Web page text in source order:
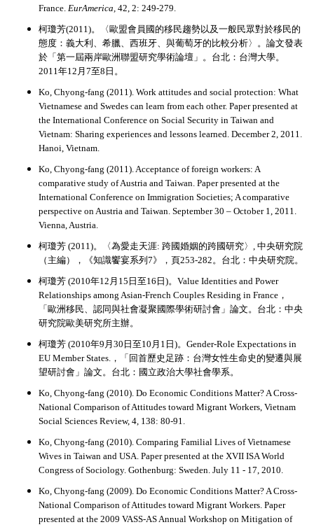
France. EurAmerica,42, 2: 249-279.
柯瓊芳(2011)。〈歐盟會員國的移民趨勢以及一般民眾對於移民的
態度：義大利、希臘、西班牙、與葡萄牙的比較分析〉。論文發表
於「第一屆兩岸歐洲聯盟研究學術論壇」。台北：台灣大學。
2011年12月7至8日。
Ko, Chyong-fang (2011). Work attitudes and social protection: What
Vietnamese and Swedes can learn from each other. Paper presented at
the International Conference on Social Security in Taiwan and
Vietnam: Sharing experiences and lessons learned. December 2, 2011.
Hanoi, Vietnam.
Ko, Chyong-fang (2011). Acceptance of foreign workers: A
comparative study of Austria and Taiwan. Paper presented at the
International Conference on Immigration Societies; A comparative
perspective on Austria and Taiwan. September 30 – October 1, 2011.
Vienna, Austria.
柯瓊芳 (2011)。〈為愛走天涯: 跨國婚姻的跨國研究〉, 中央研究院
（主編），《知識饗宴系列7》，頁253-282。台北：中央研究院。
柯瓊芳 (2010年12月15日至16日)。Value Identities and Power
Relationships among Asian-French Couples Residing in France，
「歐洲移民、認同與社會凝聚國際學術研討會」論文。台北：中央
研究院歐美研究所主辦。
柯瓊芳 (2010年9月30日至10月1日)。Gender-Role Expectations in
EU Member States.，「回首歷史足跡：台灣女性生命史的變遷與展
望研討會」論文。台北：國立政治大學社會學系。
Ko, Chyong-fang (2010). Do Economic Conditions Matter? A Cross-
National Comparison of Attitudes toward Migrant Workers, Vietnam
Social Sciences Review, 4, 138: 80-91.
Ko, Chyong-fang (2010). Comparing Familial Lives of Vietnamese
Wives in Taiwan and USA. Paper presented at the XVII ISA World
Congress of Sociology. Gothenburg: Sweden. July 11 - 17, 2010.
Ko, Chyong-fang (2009). Do Economic Conditions Matter? A Cross-
National Comparison of Attitudes toward Migrant Workers. Paper
presented at the 2009 VASS-AS Annual Workshop on Mitigation of